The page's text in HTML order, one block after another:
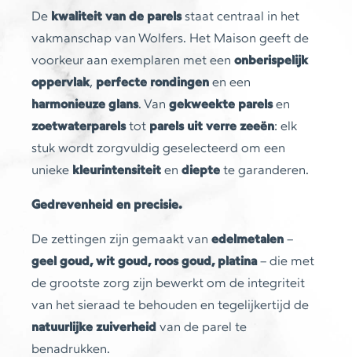
De kwaliteit van de parelsstaat centraal in het
vakmanschap van Wolfers. Het Maison geeft de
voorkeur aan exemplaren met een onberispelijk
oppervlak, perfecte rondingen en een
harmonieuze glans. Van gekweekte parelsen
zoetwaterparelstot parels uit verre zeeën: elk
stuk wordt zorgvuldig geselecteerd om een
unieke kleurintensiteit en diepte te garanderen.
Gedrevenheid en precisie.
De zettingen zijn gemaakt van edelmetalen –
geel goud, wit goud, roos goud, platina– die met
de grootste zorg zijn bewerkt om de integriteit
van het sieraad te behouden en tegelijkertijd de
natuurlijke zuiverheid van de parel te
benadrukken.